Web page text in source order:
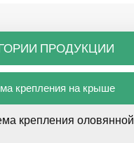
ПРОДУКЦИИ
крепления на крыше
крепления оловянной